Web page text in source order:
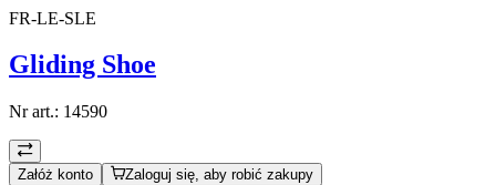
FR-LE-SLE
Gliding Shoe
Nr art.: 14590
Załóż konto Zaloguj się, aby robić zakupy